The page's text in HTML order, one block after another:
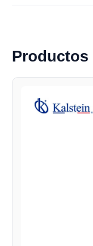
Productos